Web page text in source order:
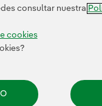
cookies Accesibilidad
Iberdrola, S.A. Reservados
consultar nuestra
cookies